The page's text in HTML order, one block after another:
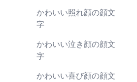
かわいい照れ顔の顔文
字
かわいい泣き顔の顔文
字
かわいい喜び顔の顔文